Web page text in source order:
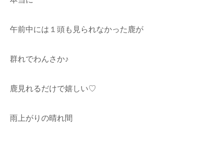
午前中には１頭も見られなかった鹿が
群れでわんさか♪
鹿見れるだけで嬉しい♡
雨上がりの晴れ間